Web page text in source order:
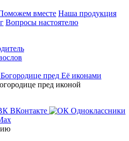
вместе Наша продукция
Вопросы настоятелю
пред Её иконами
пред иконой
ВКонтакте
Одноклассники